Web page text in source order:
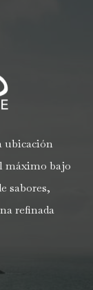
ubicación
máximo bajo
sabores,
refinada